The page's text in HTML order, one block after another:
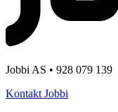
Jobbi AS • 928 079 139
Kontakt Jobbi